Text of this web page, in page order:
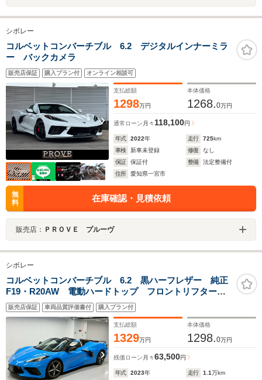
シボレー
コルベットコンバーチブル 6.2 デジタルインナーミラ
ー バックカメラ
販売店保証 購入プラン付 オンライン相談可
支払総額
1298万円
本体価格
1268.0万円
通常ローン 月々 118,100円
年式 2022年 走行 725km
車検
新車未登録 修復
なし
保証
保証付 整備
法定整備付
住所
愛知県一宮市
無
料
在庫確認・見積依頼
販売店： ＰＲＯＶＥ プルーヴ
シボレー
コルベットコンバーチブル 6.2 黒ハーフレザー 純正
F19・R20AW 電動ハードトップ フロントリフター
データレコーダー ワイヤレス充電 デジタルミラー
ヘッドアップディスプレイ BOSEスピーカー 温冷シー
ト CarPlay
販売店保証 車両品質評価書付 購入プラン付
支払総額
1329万円
本体価格
1298.0万円
残価ローン 月々63,500円
年式 2023年 走行 1.1万km